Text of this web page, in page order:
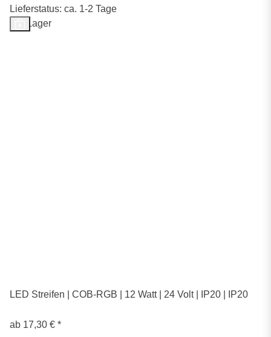
Lieferstatus: ca. 1-2 Tage
Auf Lager
LED Streifen | COB-RGB | 12 Watt | 24 Volt | IP20 | IP20
ab 17,30 € *